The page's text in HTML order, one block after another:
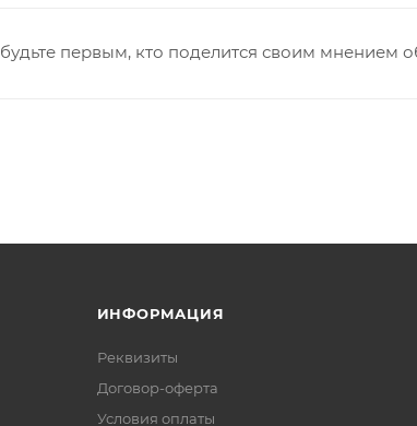
первым, кто поделится своим мнением
ИНФОРМАЦИЯ
Реквизиты
Договор-оферта
Условия оплаты